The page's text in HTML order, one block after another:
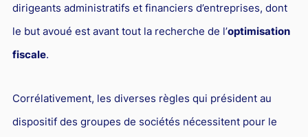
dirigeants administratifs et financiers d’entreprises, dont
le but avoué est avant tout la recherche de l’optimisation
fiscale.
Corrélativement, les diverses règles qui président au
dispositif des groupes de sociétés nécessitent pour le